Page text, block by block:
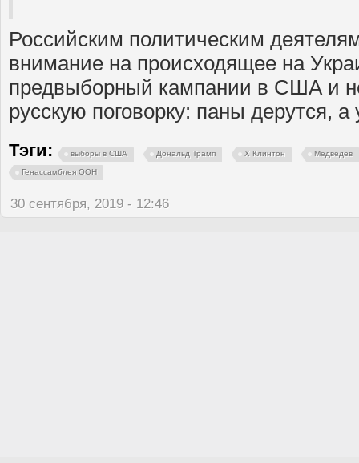
Российским политическим
внимание на происходящее на
предвыборный кампании в США и
русскую поговорку: паны дерутся,
Тэги: выборы в США Дональд Трамп Х Клинтон Медведев
Генассамблея ООН
30 сентября, 2019 - 12:46